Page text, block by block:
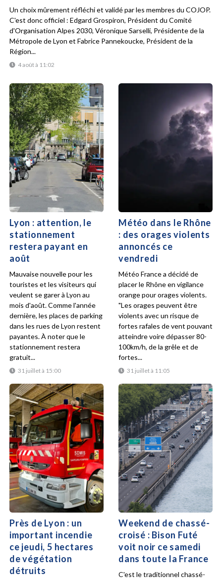
4 août à 11:02
Un choix mûrement réfléchi et validé par les membres du COJOP.
C'est donc officiel : Edgard Grospiron, Président du Comité
d'Organisation Alpes 2030, Véronique Sarselli, Présidente de la
Métropole de Lyon et Fabrice Pannekoucke, Président de la
Région...
Lyon : attention, le
stationnement
restera payant en
août
31 juillet à 15:00
Mauvaise nouvelle pour les
touristes et les visiteurs qui
veulent se garer à Lyon au
mois d'août. Comme l'année
dernière, les places de parking
dans les rues de Lyon restent
payantes. À noter que le
stationnement restera
gratuit...
Météo dans le Rhône
: des orages violents
annoncés ce
vendredi
31 juillet à 11:05
Météo France a décidé de
placer le Rhône en vigilance
orange pour orages violents.
"Les orages peuvent être
violents avec un risque de
fortes rafales de vent pouvant
atteindre voire dépasser 80-
100km/h, de la grêle et de
fortes...
Près de Lyon : un
important incendie
ce jeudi, 5 hectares
de végétation
détruits
Weekend de chassé-
croisé : Bison Futé
voit noir ce samedi
dans toute la France
C'est le traditionnel chassé-